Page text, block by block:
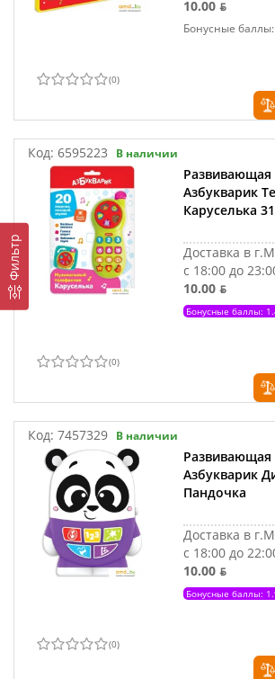
Фильтр
10.00 ƃ
Бонусные
(0)
Код: 6595223 В наличии
Развивающая
Азбукварик
Каруселька
Доставка в
с 18:00 до
10.00 ƃ
Бонусные баллы:
(0)
Код: 7457329 В наличии
Развивающая
Азбукварик
Пандочка
Доставка в
с 18:00 до
10.00 ƃ
Бонусные баллы:
(0)